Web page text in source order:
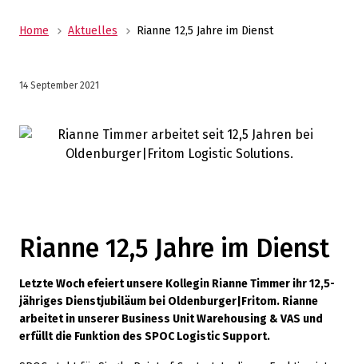
Home Aktuelles Rianne 12,5 Jahre im Dienst
14 September 2021
Rianne 12,5 Jahre im Dienst
Letzte Woch efeiert unsere Kollegin Rianne Timmer ihr 12,5-
jähriges Dienstjubiläum bei Oldenburger|Fritom. Rianne
arbeitet in unserer Business Unit Warehousing & VAS und
erfüllt die Funktion des SPOC Logistic Support.